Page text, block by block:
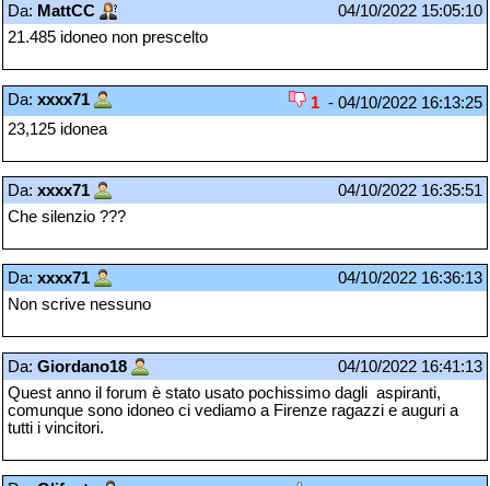
Da: MattCC
04/10/2022 15:05:10
21.485 idoneo non prescelto
Da: xxxx71 1 - 04/10/2022 16:13:25
23,125 idonea
Da: xxxx71
04/10/2022 16:35:51
Che silenzio ???
Da: xxxx71
04/10/2022 16:36:13
Non scrive nessuno
Da: Giordano18
04/10/2022 16:41:13
Quest anno il forum è stato usato pochissimo dagli aspiranti,
comunque sono idoneo ci vediamo a Firenze ragazzi e auguri a
tutti i vincitori.